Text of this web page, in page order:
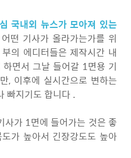
국내외 뉴스가 모아져 있는
떤 기사가 올라가는가를 위
의 에디터들은 제작시간 내
면서 그날 들어갈 1면용 기
, 이후에 실시간으로 변하는
빠지기도 합니다 .
사가 1면에 들어가는 것은 좋
가 높아서 긴장강도도 높아